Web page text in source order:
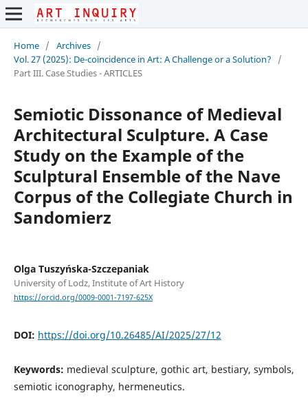
Home / Archives /
Vol. 27 (2025): De-coïncidence in Art: A Challenge or a Solution?
/
Part III. Case Studies - ARTICLES
Semiotic Dissonance of Medieval
Architectural Sculpture. A Case
Study on the Example of the
Sculptural Ensemble of the Nave
Corpus of the Collegiate Church in
Sandomierz
Olga Tuszyńska-Szczepaniak
University of Lodz, Institute of Art History
https://orcid.org/0009-0001-7197-625X
DOI: https://doi.org/10.26485/AI/2025/27/12
Keywords: medieval sculpture, gothic art, bestiary, symbols,
semiotic iconography, hermeneutics.